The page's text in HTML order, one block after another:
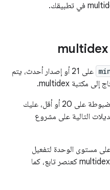
على 21 أو إصدار أحدث، يتم
مضبوطة على 20 أو أقل، عليك
التالية على مشروع
مستوى الوحدة لتفعيل
ميزة multidex وإضافة مكتبة multidex كعنصر تابع، كما